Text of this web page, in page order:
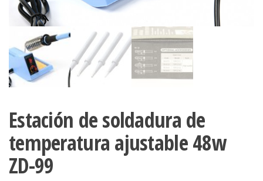
Estación de soldadura de
temperatura ajustable 48w
ZD-99